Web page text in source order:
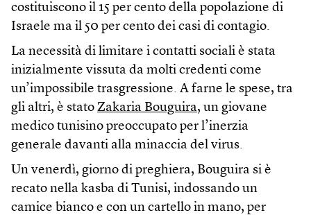
costituiscono il 15 per cento della popolazione di
Israele ma il 50 per cento dei casi di contagio.
La necessità di limitare i contatti sociali è stata
inizialmente vissuta da molti credenti come
un’impossibile trasgressione. A farne le spese, tra
gli altri, è stato Zakaria Bouguira, un giovane
medico tunisino preoccupato per l’inerzia
generale davanti alla minaccia del virus.
Un venerdì, giorno di preghiera, Bouguira si è
recato nella kasba di Tunisi, indossando un
camice bianco e con un cartello in mano, per